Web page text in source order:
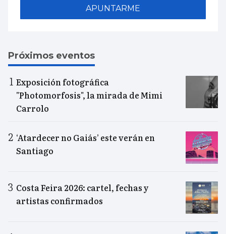
APUNTARME
Próximos eventos
Exposición fotográfica
"Photomorfosis", la mirada de Mimi
Carrolo
‘Atardecer no Gaiás’ este verán en
Santiago
Costa Feira 2026: cartel, fechas y
artistas confirmados